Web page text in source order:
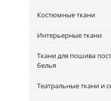
Костюмные ткани
Интерьерные ткани
Ткани для пошива
белья
Театральные ткани и